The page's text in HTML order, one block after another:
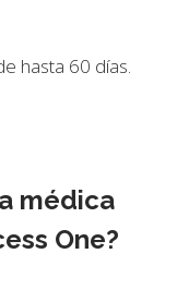
hasta 60 días.
médica
One?